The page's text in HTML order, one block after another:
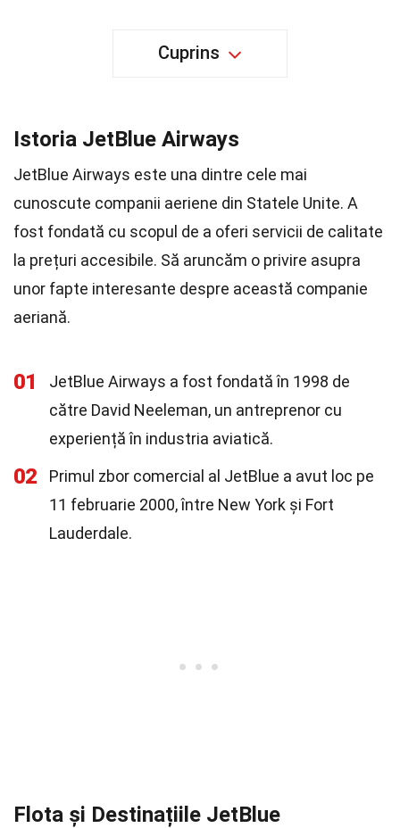
Cuprins
Istoria JetBlue Airways
JetBlue Airways este una dintre cele mai
cunoscute companii aeriene din Statele Unite. A
fost fondată cu scopul de a oferi servicii de calitate
la prețuri accesibile. Să aruncăm o privire asupra
unor fapte interesante despre această companie
aeriană.
01
JetBlue Airways a fost fondată în 1998 de
către David Neeleman, un antreprenor cu
experiență în industria aviatică.
02
Primul zbor comercial al JetBlue a avut loc pe
11 februarie 2000, între New York și Fort
Lauderdale.
Flota și Destinațiile JetBlue